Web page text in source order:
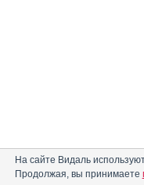
На сайте Видаль
Продолжая, вы принимаете